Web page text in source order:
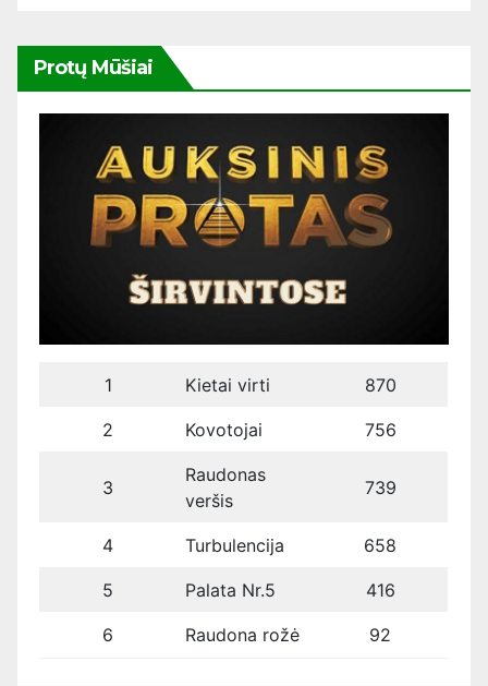
Protų Mūšiai
1 Kietai virti 870
2 Kovotojai 756
3
Raudonas
veršis
739
4 Turbulencija 658
5 Palata Nr.5 416
6 Raudona rožė 92